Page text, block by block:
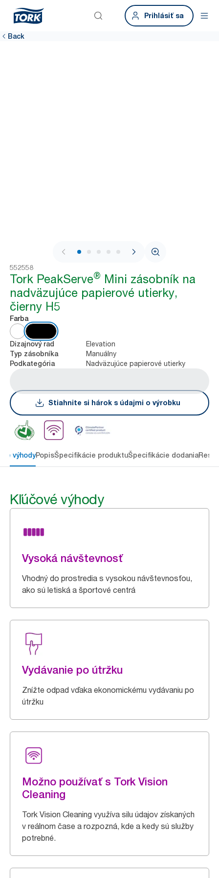
Prihlásiť sa
Back
1 / 9
552558
Tork PeakServe® Mini zásobník na
nadväzujúce papierové utierky,
čierny H5
Farba
Dizajnový rad Elevation
Typ zásobníka Manuálny
Podkategória Nadväzujúce papierové utierky
Stiahnite si hárok s údajmi o výrobku
výhodyPopisŠpecifikácie produktuŠpecifikácie dodania
Kľúčové výhody
Vysoká návštevnosť
Vhodný do prostredia s vysokou návštevnosťou,
ako sú letiská a športové centrá
Vydávanie po útržku
Znížte odpad vďaka ekonomickému vydávaniu po
útržku
Možno používať s Tork Vision
Cleaning
Tork Vision Cleaning využíva silu údajov získaných
v reálnom čase a rozpozná, kde a kedy sú služby
potrebné.